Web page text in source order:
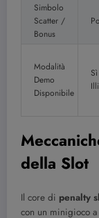
Simbolo
Scatter /
Bonus
Modalità
Demo
Disponibile
della Slot
Il core di penalty
con un minigioco